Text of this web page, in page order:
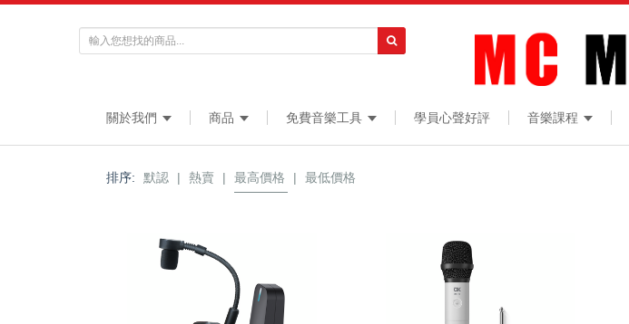
關於我們 商品 免費音樂工具 學員心聲好評 音樂課程
排序: 默認 | 熱賣 | 最高價格 | 最低價格